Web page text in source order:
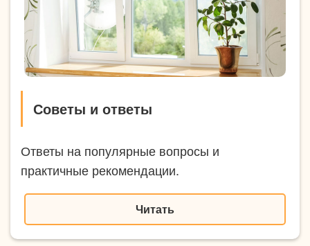
Советы и ответы
Ответы на популярные вопросы и
практичные рекомендации.
Читать